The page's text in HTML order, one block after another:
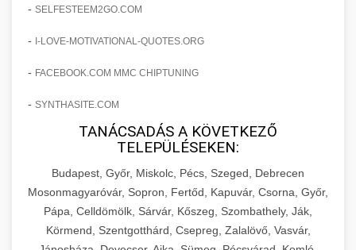
amelyek valós eredményeket hoznak.
szonyegtisztito.net
marketing stratégiai tervrajz
útjáról, bemutatva az utat a küzdő praxistól a
virágzó vállalkozásig 150%-os növekedéssel.
klinika átalakulási történet
Érdeklődés 150%-os Fokozása
Technikák és módszerek a páciensek
érdeklődésének és elkötelezettségének drámai
növeléséhez. Egy 150%-os fellendülési
esettanulmány gyakorlati betekintésekkel.
weboldal-keszites.co
elkötelezettség erősítési módszerek
🎮 19. AI Google Ads és Meta
Kampány Kezelés
Fejlett AI-alapú Google Ads és Meta hirdetési
kampánykezelés. Optimalizálja hirdetési
költségvetését gépi tanulással és
🍞 20. Ipari Dagasztógép +
- SELFESTEEM2GO.COM
- I-LOVE-MOTIVATIONAL-QUOTES.ORG
- FACEBOOK.COM MMC CHIPTUNING
- SYNTHASITE.COM
TANÁCSADÁS A KÖVETKEZŐ
TELEPÜLÉSEKEN:
Budapest, Győr, Miskolc, Pécs, Szeged, Debrecen
Mosonmagyaróvár, Sopron, Fertőd, Kapuvár, Csorna, Győr,
Pápa, Celldömölk, Sárvár, Kőszeg, Szombathely, Ják,
Körmend, Szentgotthárd, Csepreg, Zalalövő, Vasvár,